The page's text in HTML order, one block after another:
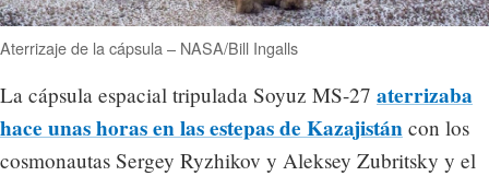
Aterrizaje de la cápsula – NASA/Bill Ingalls
La cápsula espacial tripulada Soyuz MS-27 aterrizaba
hace unas horas en las estepas de Kazajistán con los
cosmonautas Sergey Ryzhikov y Aleksey Zubritsky y el